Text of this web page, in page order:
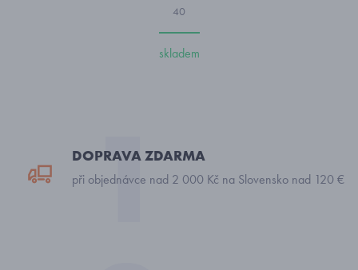
40
skladem
DOPRAVA ZDARMA
při objednávce nad 2 000 Kč na Slovensko nad 120 €